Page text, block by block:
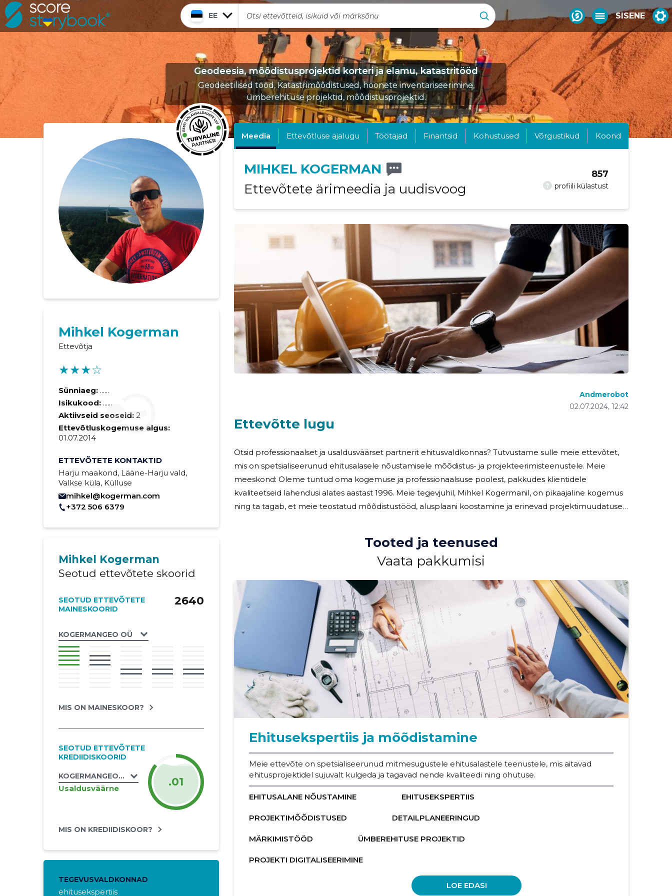
EE SISENE
Geodeesia, mõõdistusprojektid korteri ja elamu, katastritööd
Geodeetilised tööd, Katastrimõõdistused, hoonete inventariseerimine,
ümberehituse projektid, mõõdistusprojektid.
Mihkel Kogerman
Ettevõtja
★★★☆
Sünniaeg: ......
Isikukood: ......
Aktiivseid seoseid: 2
Ettevõtluskogemuse algus:
01.07.2014
ETTEVÕTETE KONTAKTID
Harju maakond, Lääne-Harju vald,
Valkse küla, Külluse
mihkel@kogerman.com
+372 506 6379
Mihkel Kogerman
Seotud ettevõtete skoorid
SEOTUD ETTEVÕTETE
MAINESKOORID
KOGERMANGEO OÜ
2640
MIS ON MAINESKOOR?
SEOTUD ETTEVÕTETE
KREDIIDISKOORID
KOGERMANGEO OÜ
Usaldusväärne .01
MIS ON KREDIIDISKOOR?
TEGEVUSVALDKONNAD
ehitusekspertiis
Meedia Ettevõtluse ajalugu Töötajad Finantsid Kohustused Võrgustikud Koond
MIHKEL KOGERMAN
Ettevõtete ärimeedia ja uudisvoog
? profiili külastust
857
Ettevõtte lugu
02.07.2024, 12:42
Andmerobot
Otsid professionaalset ja usaldusväärset partnerit ehitusvaldkonnas? Tutvustame sulle meie ettevõtet,
mis on spetsialiseerunud ehitusalasele nõustamisele mõõdistus- ja projekteerimisteenustele. Meie
meeskond: Oleme tuntud oma kogemuse ja professionaalsuse poolest, pakkudes klientidele
kvaliteetseid lahendusi alates aastast 1996. Meie tegevjuhil, Mihkel Kogermanil, on pikaajaline kogemus
ning ta tagab, et meie teostatud mõõdistustööd, alusplaani koostamine ja erinevad projektimuudatused
Tooted ja teenused
Vaata pakkumisi
Ehitusekspertiis ja mõõdistamine
Meie ettevõte on spetsialiseerunud mitmesugustele ehitusalastele teenustele, mis aitavad
ehitusprojektidel sujuvalt kulgeda ja tagavad nende kvaliteedi ning ohutuse.
EHITUSALANE NÕUSTAMINE EHITUSEKSPERTIIS
PROJEKTIMÕÕDISTUSED DETAILPLANEERINGUD
MÄRKIMISTÖÖD ÜMBEREHITUSE PROJEKTID
PROJEKTI DIGITALISEERIMINE
LOE EDASI
Saaja e-mail Sinu nimi